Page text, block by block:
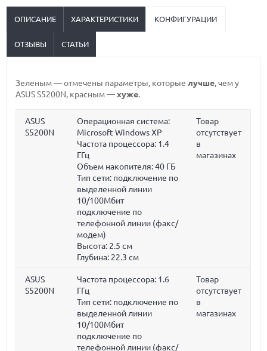
ОПИСАНИЕ ХАРАКТЕРИСТИКИ КОНФИГУРАЦИИ
ОТЗЫВЫ СТАТЬИ
Зеленым— отмечены параметры, которыелучше, чем у
ASUS S5200N, красным—хуже.
ASUS
S5200N
Операционная система:
Microsoft Windows XP
Частота процессора: 1.4
ГГц
Объем накопителя:40 ГБ
Тип сети: подключение по
выделенной линии
10/100Мбит
подключение по
телефонной линии (факс/
модем)
Высота: 2.5 см
Глубина: 22.3 см
Товар
отсутствует
в
магазинах
ASUS
S5200N
Частота процессора: 1.6
ГГц
Тип сети: подключение по
выделенной линии
10/100Мбит
подключение по
телефонной линии (факс/
Товар
отсутствует
в
магазинах